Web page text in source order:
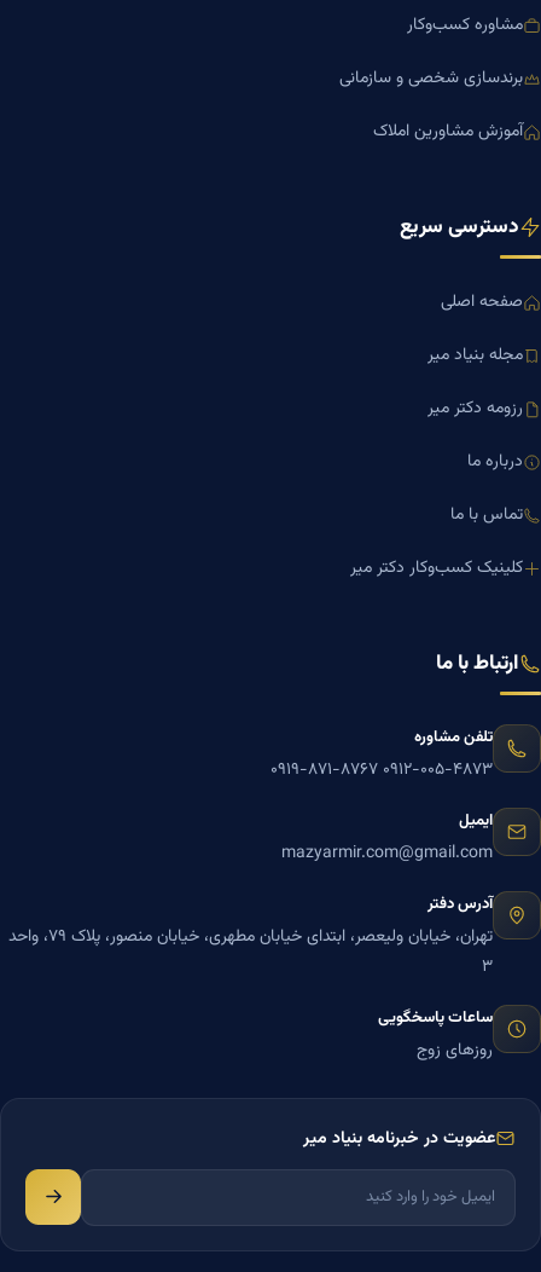
مشاوره کسب‌وکار
برندسازی شخصی و سازمانی
آموزش مشاورین املاک
دسترسی سریع
صفحه اصلی
مجله بنیاد میر
رزومه دکتر میر
درباره ما
تماس با ما
کلینیک کسب‌وکار دکتر میر
ارتباط با ما
تلفن مشاوره
۰۹۱۲-۰۰۵-۴۸۷۳ ۰۹۱۹-۸۷۱-۸۷۶۷
ایمیل
mazyarmir.com@gmail.com
آدرس دفتر
تهران، خیابان ولیعصر، ابتدای خیابان مطهری، خیابان منصور، پلاک ۷۹، واحد
۳
ساعات پاسخگویی
روزهای زوج
عضویت در خبرنامه بنیاد میر